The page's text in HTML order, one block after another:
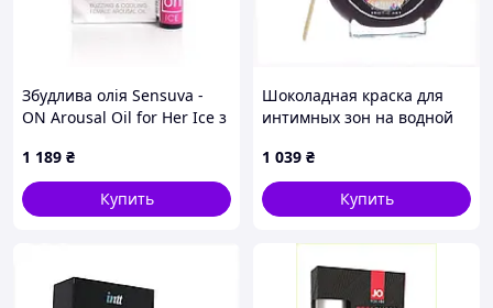
Збудлива олія Sensuva -
ON Arousal Oil for Her Ice з
(SO3167), 2313661XY
1 189 ₴
Купить
Шоколадная краска для
интимных зон на водной
1 039 ₴
Купить